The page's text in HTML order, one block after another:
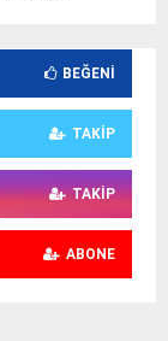
BEĞENI
TAKIP
TAKIP
ABONE